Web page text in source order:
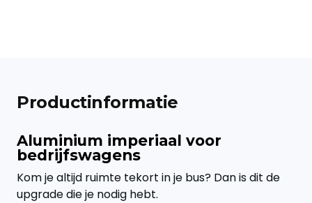
Productinformatie
Aluminium imperiaal voor
bedrijfswagens
Kom je altijd ruimte tekort in je bus? Dan is dit de
upgrade die je nodig hebt.